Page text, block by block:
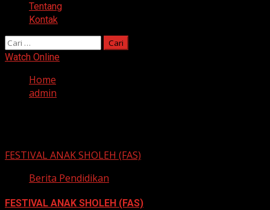
Tentang
Kontak
Cari
untuk:
Watch Online
Home
admin
FESTIVAL ANAK SHOLEH (FAS)
Berita Pendidikan
FESTIVAL ANAK SHOLEH (FAS)